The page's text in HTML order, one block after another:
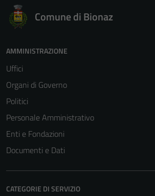
Comune di Bionaz
AMMINISTRAZIONE
Uffici
Organi di Governo
Politici
Personale Amministrativo
Enti e Fondazioni
Documenti e Dati
CATEGORIE DI SERVIZIO